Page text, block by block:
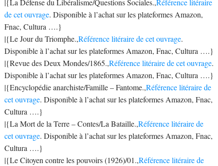
|{La Défense du Libéralisme/Questions Sociales.,Référence litéraire
de cet ouvrage. Disponible à l’achat sur les plateformes Amazon,
Fnac, Cultura ….}
|{Le Jour du Triomphe.,Référence litéraire de cet ouvrage.
Disponible à l’achat sur les plateformes Amazon, Fnac, Cultura ….}
|{Revue des Deux Mondes/1865.,Référence litéraire de cet ouvrage.
Disponible à l’achat sur les plateformes Amazon, Fnac, Cultura ….}
|{Encyclopédie anarchiste/Famille – Fantome.,Référence litéraire de
cet ouvrage. Disponible à l’achat sur les plateformes Amazon, Fnac,
Cultura ….}
|{La Mort de la Terre – Contes/La Bataille.,Référence litéraire de
cet ouvrage. Disponible à l’achat sur les plateformes Amazon, Fnac,
Cultura ….}
|{Le Citoyen contre les pouvoirs (1926)/01.,Référence litéraire de